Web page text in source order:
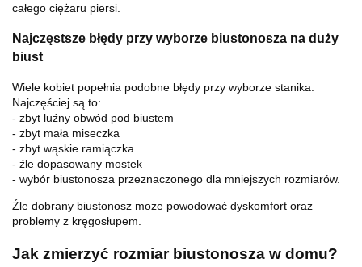
całego ciężaru piersi.
Najczęstsze błędy przy wyborze biustonosza na duży
biust
Wiele kobiet popełnia podobne błędy przy wyborze stanika.
Najczęściej są to:
- zbyt luźny obwód pod biustem
- zbyt mała miseczka
- zbyt wąskie ramiączka
- źle dopasowany mostek
- wybór biustonosza przeznaczonego dla mniejszych rozmiarów.
Źle dobrany biustonosz może powodować dyskomfort oraz
problemy z kręgosłupem.
Jak zmierzyć rozmiar biustonosza w domu?